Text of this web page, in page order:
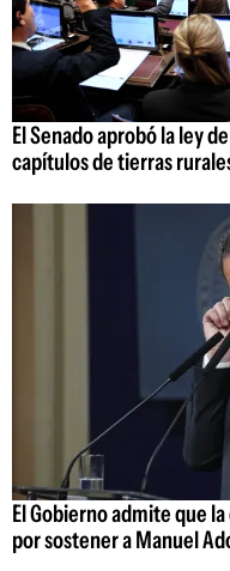
El Senado aprobó la ley
capítulos de tierras
El Gobierno admite que
por sostener a Manuel